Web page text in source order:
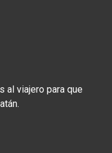
al viajero para que